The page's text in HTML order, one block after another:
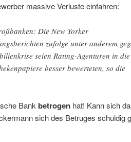
massive Verluste einfahren:
Die New Yorker
zufolge unter anderem
seien Rating-Agenturen in
besser bewerteten, so die
Bank betrogenhat! Kann sich
sich des Betruges schuldig